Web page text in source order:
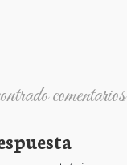
comentarios